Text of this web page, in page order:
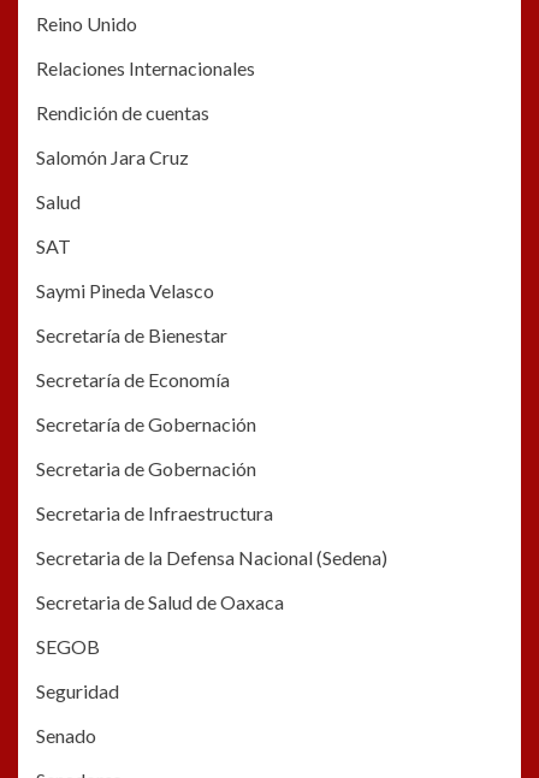
Reino Unido
Relaciones Internacionales
Rendición de cuentas
Salomón Jara Cruz
Salud
SAT
Saymi Pineda Velasco
Secretaría de Bienestar
Secretaría de Economía
Secretaría de Gobernación
Secretaria de Gobernación
Secretaria de Infraestructura
Secretaria de la Defensa Nacional (Sedena)
Secretaria de Salud de Oaxaca
SEGOB
Seguridad
Senado